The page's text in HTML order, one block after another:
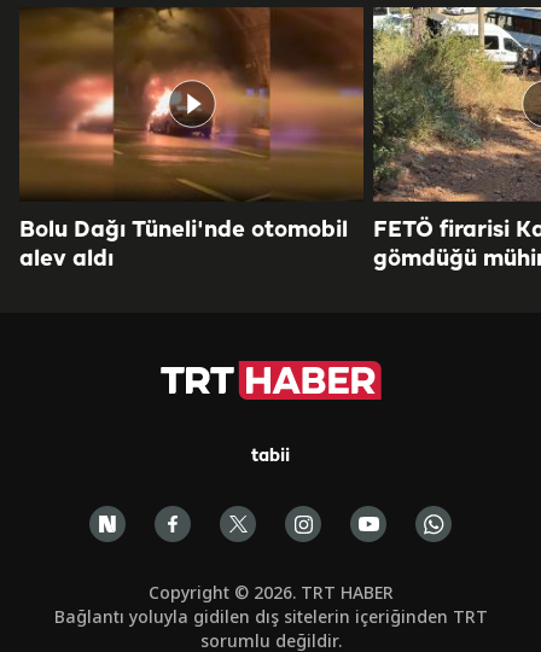
Bolu Dağı Tüneli'nde otomobil
alev aldı
FETÖ firarisi
gömdüğü
tabii
Copyright © 2026. TRT HABER
Bağlantı yoluyla gidilen dış sitelerin içeriğinden TRT
sorumlu değildir.